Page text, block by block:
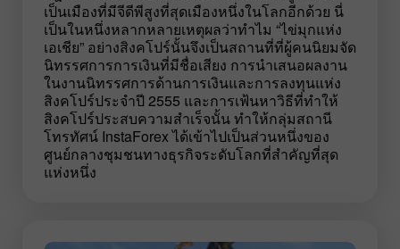
เป็นเมืองที่มีจีดีพีสูงที่สุดเมืองหนึ่งในโลกอีกด้วย นี่
เป็นในหนึ่งหลากหลายเหตุผลว่าทำไม “ไข่มุกแห่ง
เอเชีย” อย่างสิงคโปร์นั้นจึงเป็นสถานที่ที่ผู้คนนิยมจัด
นิทรรศการการเงินที่มีชื่อเสียง การนำเสนอผลงาน
ในงานนิทรรศการด้านการเงินและการลงทุนแห่ง
สิงคโปร์ประจำปี 2555 และการเฟ้นหาวิธีที่ทำให้
สิงคโปร์ประสบความสำเร็จนั้น ทำให้กลุ่มสถานี
โทรทัศน์ InstaForex ได้เข้าไปเป็นส่วนหนึ่งของ
ศูนย์กลางชุมชนทางธุรกิจระดับโลกที่สำคัญที่สุด
แห่งหนึ่ง